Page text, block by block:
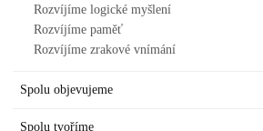
Rozvíjíme logické myšlení
Rozvíjíme paměť
Rozvíjíme zrakové vnímání
Spolu objevujeme
Spolu tvoříme